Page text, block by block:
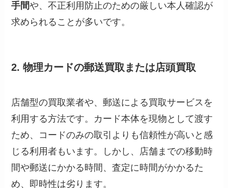
手間や、不正利用防止のための厳しい本人確認が
求められることが多いです。
2. 物理カードの郵送買取または店頭買取
店舗型の買取業者や、郵送による買取サービスを
利用する方法です。カード本体を現物として渡す
ため、コードのみの取引よりも信頼性が高いと感
じる利用者もいます。しかし、店舗までの移動時
間や郵送にかかる時間、査定に時間がかかるた
め、即時性は劣ります。